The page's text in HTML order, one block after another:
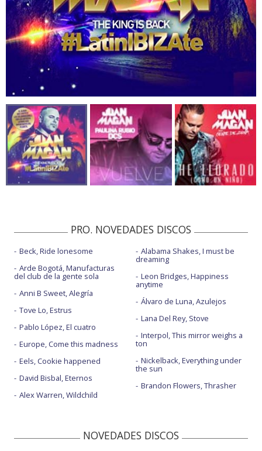
PRO. NOVEDADES DISCOS
Beck, Ride lonesome
Arde Bogotá, Manufacturas
del club de la gente sola
Anni B Sweet, Alegría
Tove Lo, Estrus
Pablo López, El cuatro
Europe, Come this madness
Eels, Cookie happened
David Bisbal, Eternos
Alex Warren, Wildchild
Alabama Shakes, I must be
dreaming
Leon Bridges, Happiness
anytime
Álvaro de Luna, Azulejos
Lana Del Rey, Stove
Interpol, This mirror weighs a
ton
Nickelback, Everything under
the sun
Brandon Flowers, Thrasher
NOVEDADES DISCOS